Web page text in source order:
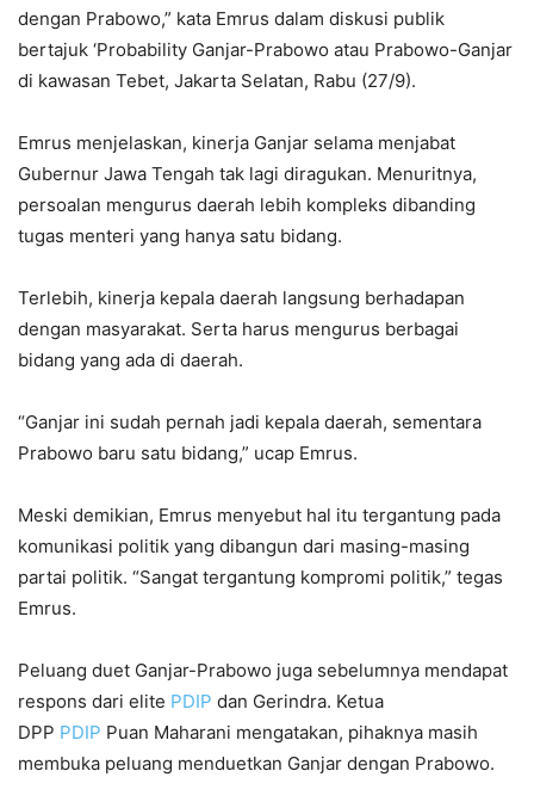
dengan Prabowo,” kata Emrus dalam diskusi publik
bertajuk ‘Probability Ganjar-Prabowo atau Prabowo-Ganjar
di kawasan Tebet, Jakarta Selatan, Rabu (27/9).
Emrus menjelaskan, kinerja Ganjar selama menjabat
Gubernur Jawa Tengah tak lagi diragukan. Menuritnya,
persoalan mengurus daerah lebih kompleks dibanding
tugas menteri yang hanya satu bidang.
Terlebih, kinerja kepala daerah langsung berhadapan
dengan masyarakat. Serta harus mengurus berbagai
bidang yang ada di daerah.
“Ganjar ini sudah pernah jadi kepala daerah, sementara
Prabowo baru satu bidang,” ucap Emrus.
Meski demikian, Emrus menyebut hal itu tergantung pada
komunikasi politik yang dibangun dari masing-masing
partai politik. “Sangat tergantung kompromi politik,” tegas
Emrus.
Peluang duet Ganjar-Prabowo juga sebelumnya mendapat
respons dari elite PDIP dan Gerindra. Ketua
DPP PDIP Puan Maharani mengatakan, pihaknya masih
membuka peluang menduetkan Ganjar dengan Prabowo.